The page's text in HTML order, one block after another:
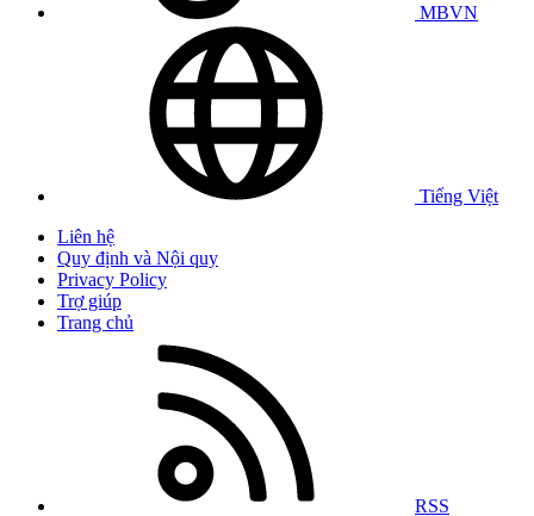
MBVN
Tiếng Việt
Liên hệ
Quy định và Nội quy
Privacy Policy
Trợ giúp
Trang chủ
RSS